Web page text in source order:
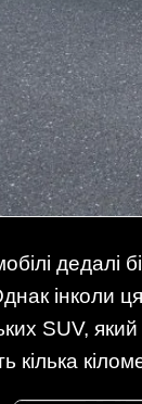
дедалі
інколи
SUV,
кілька